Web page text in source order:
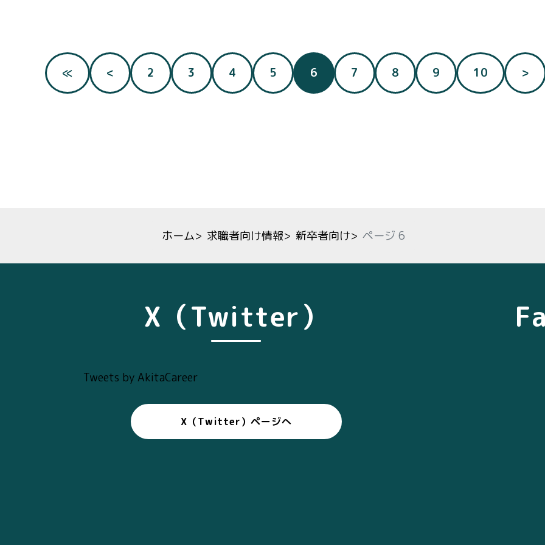
≪ < 2 3 4 5 6（現在のページ）
7 8 9 10 >
ホーム> 求職者向け情報> 新卒者向け> ページ 6
X（Twitter）
Tweets by AkitaCareer
X（Twitter）ページへ